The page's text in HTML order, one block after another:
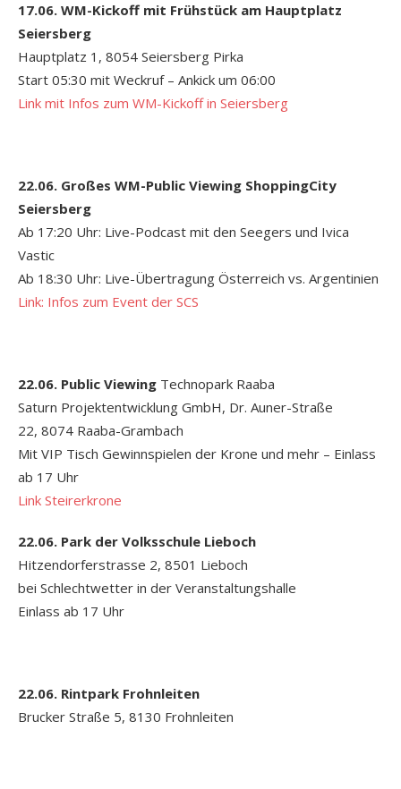
17.06. WM-Kickoff mit Frühstück am Hauptplatz
Seiersberg
Hauptplatz 1, 8054 Seiersberg Pirka
Start 05:30 mit Weckruf – Ankick um 06:00
Link mit Infos zum WM-Kickoff in Seiersberg
22.06. Großes WM-Public Viewing ShoppingCity
Seiersberg
Ab 17:20 Uhr: Live-Podcast mit den Seegers und Ivica
Vastic
Ab 18:30 Uhr: Live-Übertragung Österreich vs. Argentinien
Link: Infos zum Event der SCS
22.06. Public Viewing Technopark Raaba
Saturn Projektentwicklung GmbH, Dr. Auner-Straße
22, 8074 Raaba-Grambach
Mit VIP Tisch Gewinnspielen der Krone und mehr – Einlass
ab 17 Uhr
Link Steirerkrone
22.06. Park der Volksschule Lieboch
Hitzendorferstrasse 2, 8501 Lieboch
bei Schlechtwetter in der Veranstaltungshalle
Einlass ab 17 Uhr
22.06. Rintpark Frohnleiten
Brucker Straße 5, 8130 Frohnleiten